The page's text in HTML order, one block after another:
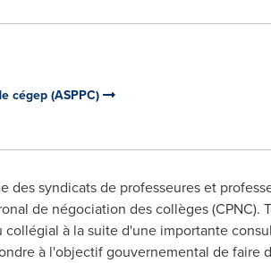
cégep (ASPPC)
des syndicats de professeures et
de négociation des collèges (CPNC).
à la suite d'une importante
à l'objectif gouvernemental de faire